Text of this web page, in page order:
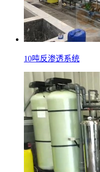
10吨反渗透系统